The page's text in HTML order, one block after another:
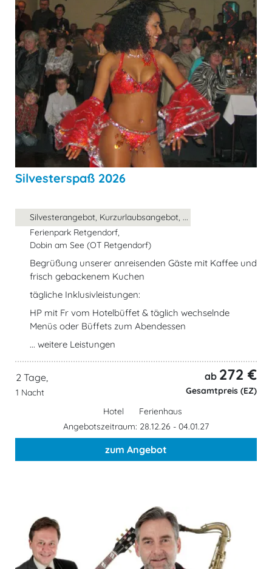
Silvesterspaß 2026
Silvesterangebot, Kurzurlaubsangebot, ...
Ferienpark Retgendorf,
Dobin am See (OT Retgendorf)
Begrüßung unserer anreisenden Gäste mit Kaffee und
frisch gebackenem Kuchen
tägliche Inklusivleistungen:
HP mit Fr vom Hotelbüffet & täglich wechselnde
Menüs oder Büffets zum Abendessen
... weitere Leistungen
2 Tage,
1 Nacht
ab 272 €
Gesamtpreis (EZ)
Hotel
Ferienhaus
Angebotszeitraum: 28.12.26 - 04.01.27
zum Angebot